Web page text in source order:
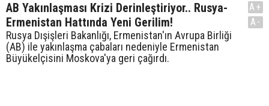
AB Yakınlaşması Krizi Derinleştiriyor.. Rusya-
Ermenistan Hattında Yeni Gerilim!
Rusya Dışişleri Bakanlığı, Ermenistan'ın Avrupa Birliği
(AB) ile yakınlaşma çabaları nedeniyle Ermenistan
Büyükelçisini Moskova'ya geri çağırdı.
A+
A-